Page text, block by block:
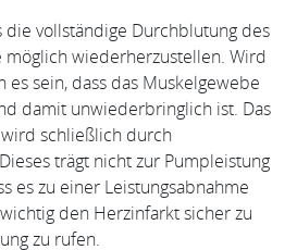
vollständige Durchblutung des
möglich wiederherzustellen. Wird
es sein, dass das Muskelgewebe
damit unwiederbringlich ist. Das
schließlich durch
trägt nicht zur Pumpleistung
es zu einer Leistungsabnahme
den Herzinfarkt sicher zu
zu rufen.